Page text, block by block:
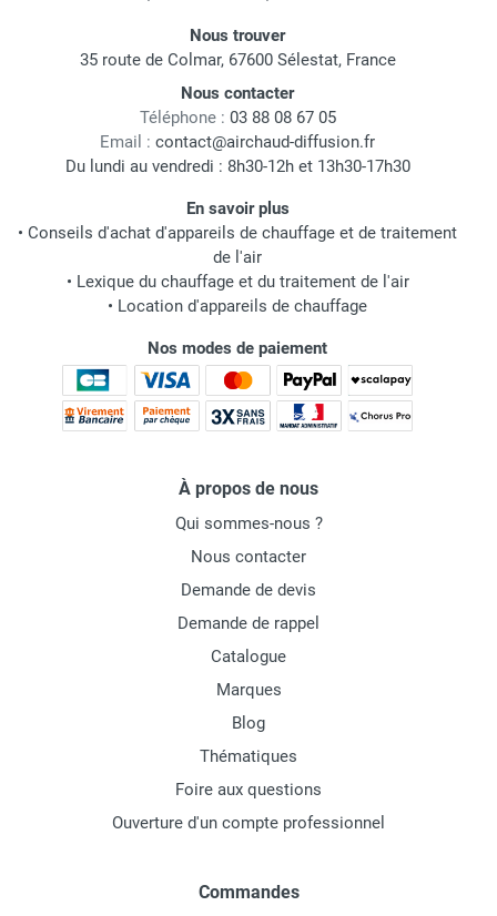
Nous trouver
35 route de Colmar, 67600 Sélestat, France
Nous contacter
Téléphone : 03 88 08 67 05
Email : contact@airchaud-diffusion.fr
Du lundi au vendredi : 8h30-12h et 13h30-17h30
En savoir plus
• Conseils d'achat d'appareils de chauffage et de traitement
de l'air
• Lexique du chauffage et du traitement de l'air
• Location d'appareils de chauffage
Nos modes de paiement
À propos de nous
Qui sommes-nous ?
Nous contacter
Demande de devis
Demande de rappel
Catalogue
Marques
Blog
Thématiques
Foire aux questions
Ouverture d'un compte professionnel
Commandes